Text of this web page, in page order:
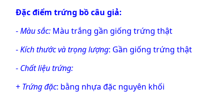
Đặc điểm trứng bồ câu giả:
-Màu sắc: Màu trắng gần giống trứng thật
-Kích thước và trọng lượng: Gần giống trứng thật
- Chất liệu trứng:
+ Trứng đặc: bằng nhựa đặc nguyên khối